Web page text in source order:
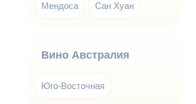
Мендоса Сан Хуан
Вино Австралия
Юго-Восточная